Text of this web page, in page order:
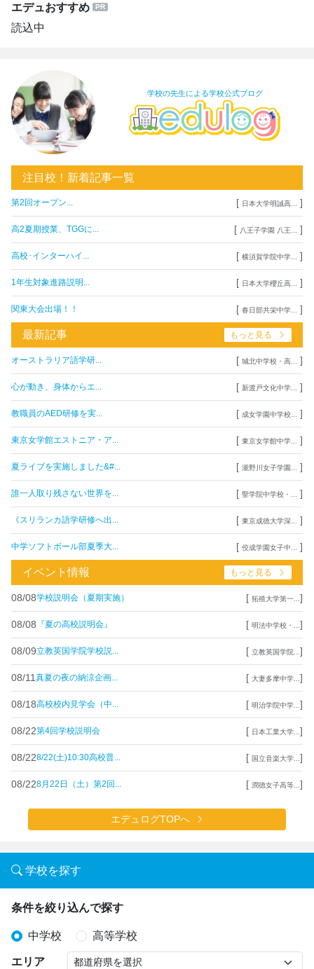
エデュおすすめ
読込中
学校の先生による学校公式ブログ
注目校！新着記事一覧
第2回オープン... [ 日本大学明誠高... ]
高2夏期授業、TGGに... [ 八王子学園 八王... ]
高校･インターハイ... [ 横須賀学院中学... ]
1年生対象進路説明... [ 日本大学櫻丘高... ]
関東大会出場！！ [ 春日部共栄中学... ]
最新記事 もっと見る
オーストラリア語学研... [ 城北中学校・高... ]
心が動き、身体からエ... [ 新渡戸文化中学... ]
教職員のAED研修を実... [ 成女学園中学校... ]
東京女学館エストニア・ア... [ 東京女学館中学... ]
夏ライブを実施しました&#... [ 瀧野川女子学園... ]
誰一人取り残さない世界を... [ 聖学院中学校・... ]
《スリランカ語学研修へ出... [ 東京成徳大学深... ]
中学ソフトボール部夏季大... [ 佼成学園女子中... ]
イベント情報 もっと見る
08/08学校説明会（夏期実施） [ 拓殖大学第一... ]
08/08 『夏の高校説明会』 [ 明法中学校・... ]
08/09立教英国学院学校説... [ 立教英国学院... ]
08/11 真夏の夜の納涼企画... [ 大妻多摩中学... ]
08/18高校校内見学会（中... [ 明治学院中学... ]
08/22第4回学校説明会 [ 日本工業大学... ]
08/228/22(土)10:30高校普... [ 国立音楽大学... ]
08/228月22日（土）第2回... [ 潤徳女子高等... ]
エデュログTOPへ
学校を探す
条件を絞り込んで探す
中学校 高等学校
エリア